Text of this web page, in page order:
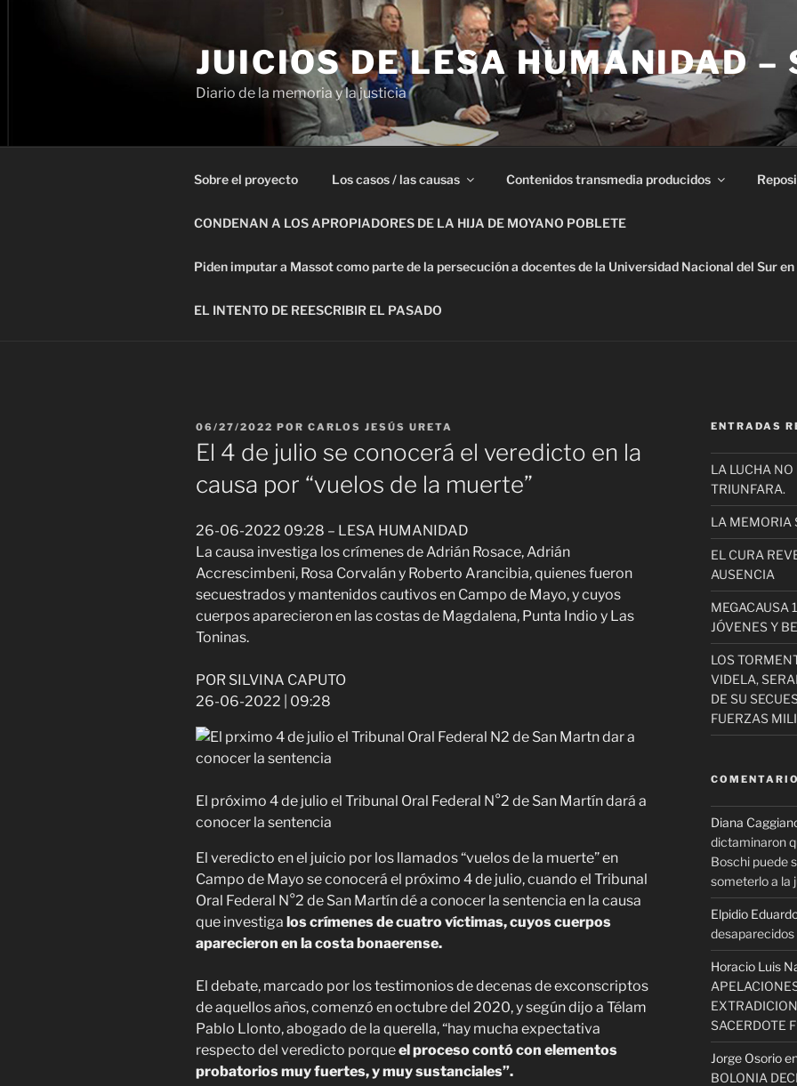
JUICIOS DE LESA HUMANIDAD –
Diario de la memoria y la justicia
Sobre el proyecto Los casos / las causas Contenidos transmedia producidos
CONDENAN A LOS APROPIADORES DE LA HIJA DE MOYANO POBLETE
Piden imputar a Massot como parte de la persecución a docentes de la Universidad Nacional del Sur
EL INTENTO DE REESCRIBIR EL PASADO
PUBLICADO
EL
06/27/2022 POR CARLOS JESÚS URETA
El 4 de julio se conocerá el veredicto en la
causa por “vuelos de la muerte”
26-06-2022 09:28 – LESA HUMANIDAD
La causa investiga los crímenes de Adrián Rosace, Adrián
Accrescimbeni, Rosa Corvalán y Roberto Arancibia, quienes fueron
secuestrados y mantenidos cautivos en Campo de Mayo, y cuyos
cuerpos aparecieron en las costas de Magdalena, Punta Indio y Las
Toninas.
POR SILVINA CAPUTO
26-06-2022 | 09:28
El próximo 4 de julio el Tribunal Oral Federal N°2 de San Martín dará a
conocer la sentencia
El veredicto en el juicio por los llamados “vuelos de la muerte” en
Campo de Mayo se conocerá el próximo 4 de julio, cuando el Tribunal
Oral Federal N°2 de San Martín dé a conocer la sentencia en la causa
que investiga los crímenes de cuatro víctimas, cuyos cuerpos
aparecieron en la costa bonaerense.
El debate, marcado por los testimonios de decenas de exconscriptos
de aquellos años, comenzó en octubre del 2020, y según dijo a Télam
Pablo Llonto, abogado de la querella, “hay mucha expectativa
respecto del veredicto porqueel proceso contó con elementos
probatorios muy fuertes, y muy sustanciales”.
ENTRADAS
LA LUCHA
TRIUNFARA.
LA MEMORIA
EL CURA
AUSENCIA
MEGACAUSA
JÓVENES Y
LOS
VIDELA,
DE SU
FUERZAS
Diana
dictaminaron
Boschi puede
someterlo a la
Elpidio
desaparecidos
Horacio Luis
SACERDOTE
Jorge Osorio
BOLONIA